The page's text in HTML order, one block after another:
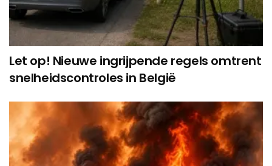
Let op! Nieuwe ingrijpende regels omtrent
snelheidscontroles in België